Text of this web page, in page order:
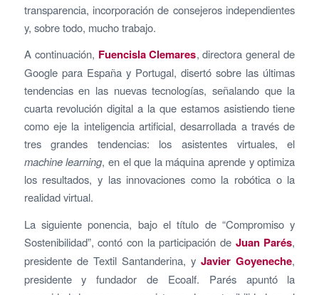
transparencia, incorporación de consejeros independientes
y, sobre todo, mucho trabajo.
A continuación, Fuencisla Clemares, directora general de
Google para España y Portugal, disertó sobre las últimas
tendencias en las nuevas tecnologías, señalando que la
cuarta revolución digital a la que estamos asistiendo tiene
como eje la inteligencia artificial, desarrollada a través de
tres grandes tendencias: los asistentes virtuales, el
machine learning, en el que la máquina aprende y optimiza
los resultados, y las innovaciones como la robótica o la
realidad virtual.
La siguiente ponencia, bajo el título de “Compromiso y
Sostenibilidad”, contó con la participación de Juan Parés,
presidente de Textil Santanderina, yJavier Goyeneche,
presidente y fundador de Ecoalf. Parés apuntó la